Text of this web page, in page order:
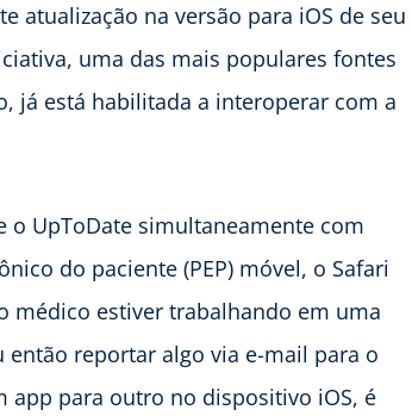
atualização na versão para iOS de seu
uma das mais populares fontes
já está habilitada a interoperar com a
UpToDate simultaneamente com
do paciente (PEP) móvel, o Safari
médico estiver trabalhando em uma
reportar algo via e-mail para o
app para outro no dispositivo iOS, é